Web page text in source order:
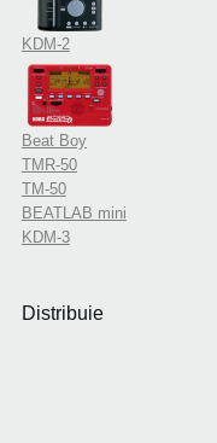
KDM-2
Beat Boy
TMR-50
TM-50
BEATLAB mini
KDM-3
Distribuie